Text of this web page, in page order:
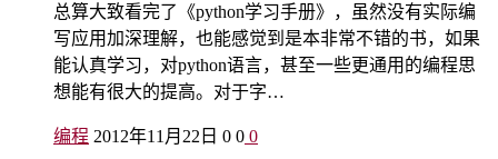
总算大致看完了《python学习手册》，虽然没有实际编
写应用加深理解，也能感觉到是本非常不错的书，如果
能认真学习，对python语言，甚至一些更通用的编程思
想能有很大的提高。对于字…
编程 2012年11月22日 0 0 0